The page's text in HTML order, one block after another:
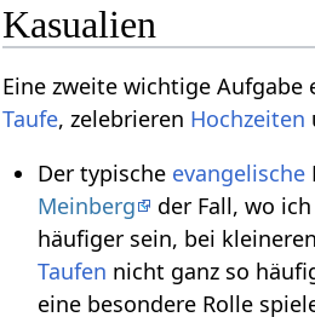
Kasualien
Eine zweite wichtige Aufgabe
Taufe, zelebrieren Hochzeiten
Der typische evangelische
Meinberg
der Fall, wo
häufiger sein, bei
Taufen nicht ganz so
eine besondere Rolle